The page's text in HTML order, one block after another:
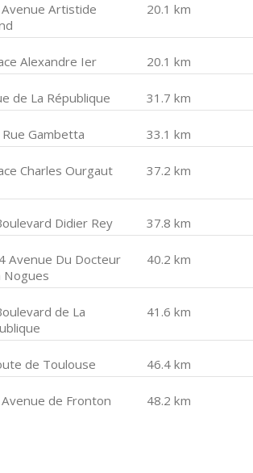
Artistide
20.1 km
Alexandre Ier 20.1 km
de La République 31.7 km
Gambetta 33.1 km
Charles Ourgaut 37.2 km
Didier Rey 37.8 km
Avenue Du Docteur
Nogues
40.2 km
de La
41.6 km
de Toulouse 46.4 km
de Fronton 48.2 km